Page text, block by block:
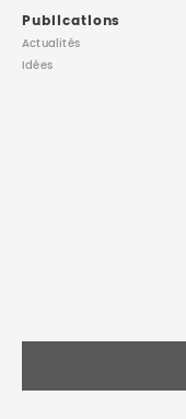
Publications
Actualités
Idées